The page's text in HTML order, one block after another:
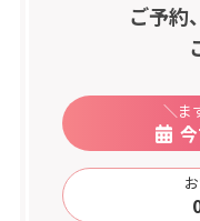
ご予約
＼ま